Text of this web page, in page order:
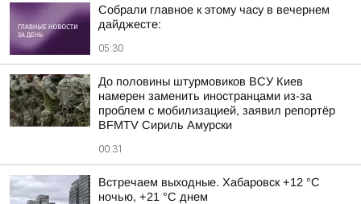
Собрали главное к этому часу в вечернем
дайджесте:
05:30
До половины штурмовиков ВСУ Киев
намерен заменить иностранцами из-за
проблем с мобилизацией, заявил репортёр
BFMTV Сириль Амурски
00:31
Встречаем выходные. Хабаровск +12 °C
ночью, +21 °C днем